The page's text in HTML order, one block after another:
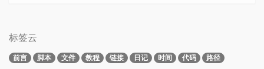
标签云
前言 脚本 文件 教程 链接 日记 时间 代码 路径